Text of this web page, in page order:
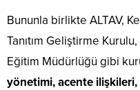
Bununla birlikte ALTAV,
Tanıtım Geliştirme
Eğitim Müdürlüğü gibi
yönetimi, acente